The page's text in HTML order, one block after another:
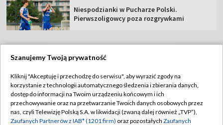
Niespodzianki w Pucharze Polski.
Pierwszoligowcy poza rozgrywkami
TVP
Abonament TVP
Sklep TVP
Biuro Reklamy
Regulamin TVP
Polityka prywatności
Moje zgody
Szanujemy Twoją prywatność
Kliknij "Akceptuję i przechodzę do serwisu", aby wyrazić zgody na
korzystanie z technologii automatycznego śledzenia i zbierania danych,
dostęp do informacji na Twoim urządzeniu końcowym i ich
przechowywanie oraz na przetwarzanie Twoich danych osobowych przez
nas, czyli Telewizję Polską S.A. w likwidacji (zwaną dalej również „TVP”),
Zaufanych Partnerów z IAB* (1201 firm) oraz pozostałych Zaufanych